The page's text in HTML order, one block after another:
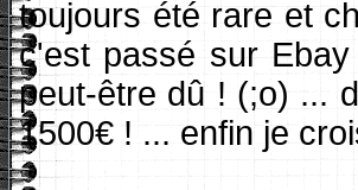
toujours été rare et
c'est passé sur
peut-être dû ! (;o) ...
1500€ ! ... enfin je